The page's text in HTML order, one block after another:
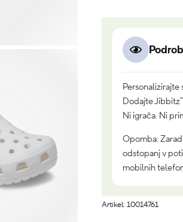
Personalizirajte
Dodajte
Ni igrača. Ni
Opomba:
odstopanj v
mobilnih
Artikel: 10014761